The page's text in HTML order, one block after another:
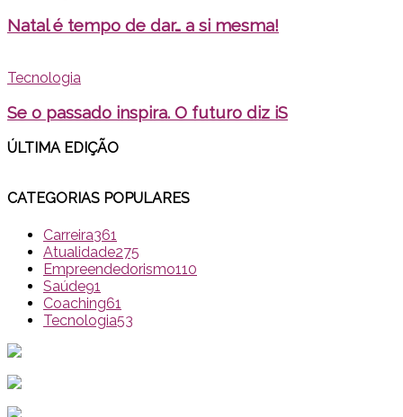
Natal é tempo de dar… a si mesma!
Tecnologia
Se o passado inspira. O futuro diz iS
ÚLTIMA EDIÇÃO
CATEGORIAS POPULARES
Carreira361
Atualidade275
Empreendedorismo110
Saúde91
Coaching61
Tecnologia53